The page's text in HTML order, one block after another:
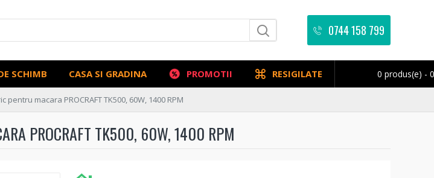
0744 158 799
SCHIMB CASA SI GRADINA PROMOTII RESIGILATE 0 produs(e) -
pentru macara PROCRAFT TK500, 60W, 1400 RPM
PROCRAFT TK500, 60W, 1400 RPM